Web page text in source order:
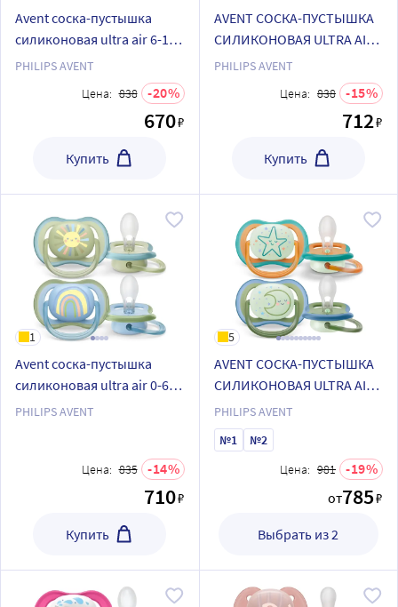
Avent соска-пустышка
силиконовая ultra air 6-18
мес 2 шт. scf085/20
PHILIPS AVENT
Цена: 838 20
670₽
Купить
AVENT СОСКА-ПУСТЫШКА
СИЛИКОНОВАЯ ULTRA AIR
N2
PHILIPS AVENT
Цена: 838 15
712₽
Купить
1
Avent соска-пустышка
силиконовая ultra air 0-6
мес 2 шт. scf085/58
PHILIPS AVENT
Цена: 835 14
710₽
Купить
5
AVENT СОСКА-ПУСТЫШКА
СИЛИКОНОВАЯ ULTRA AIR
NIGHT 18МЕС+ N2
PHILIPS AVENT
№1
№2
Цена: 981
19
от785₽
Выбрать из 2